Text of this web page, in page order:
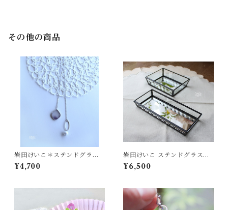
その他の商品
岩田けいこ＊ステンドグラス
Loopチェーンパール付ネック
レス - ひし形 -
¥4,700
岩田けいこ ステンドグラスク
リアトトレー（細長）
¥6,500